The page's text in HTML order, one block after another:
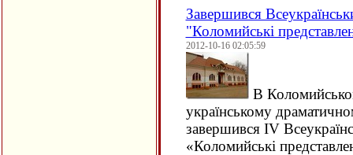
Завершився
"Коломийські
2012-10-16 02:05:59
В
українському
завершився IV
«Коломийські